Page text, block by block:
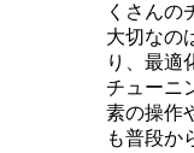
くさんの
大切なの
り、最適
チューニ
素の操作
も普段か